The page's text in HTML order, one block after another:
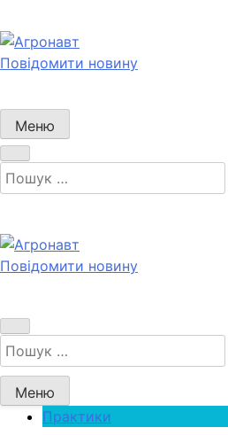
до
вмісту
Новини українського агробізнесу
Повідомити новину
Меню
Пошук:
Агронавт
Новини українського агробізнесу
Повідомити новину
Пошук:
Меню
Практики